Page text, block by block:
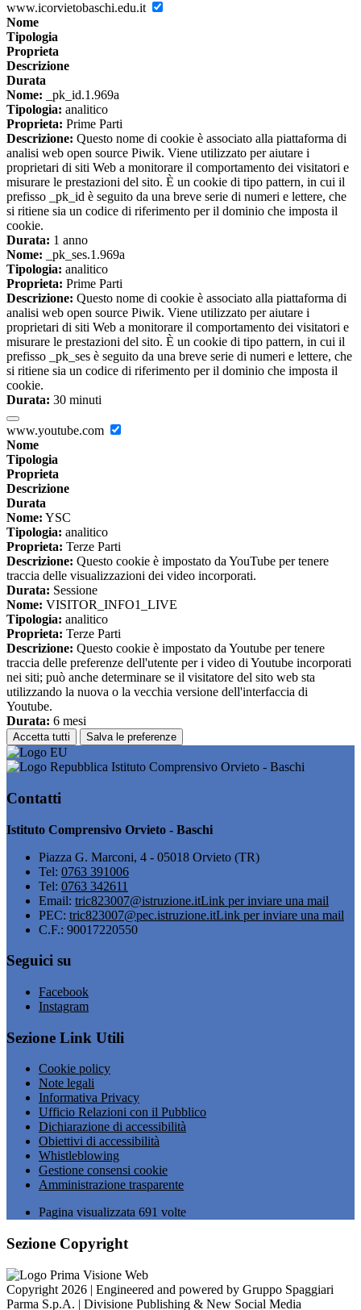
www.icorvietobaschi.edu.it
Nome
Tipologia
Proprieta
Descrizione
Durata
Nome: _pk_id.1.969a
Tipologia: analitico
Proprieta: Prime Parti
Descrizione: Questo nome di cookie è associato alla piattaforma di
analisi web open source Piwik. Viene utilizzato per aiutare i
proprietari di siti Web a monitorare il comportamento dei visitatori e
misurare le prestazioni del sito. È un cookie di tipo pattern, in cui il
prefisso _pk_id è seguito da una breve serie di numeri e lettere, che
si ritiene sia un codice di riferimento per il dominio che imposta il
cookie.
Durata: 1 anno
Nome: _pk_ses.1.969a
Tipologia: analitico
Proprieta: Prime Parti
Descrizione: Questo nome di cookie è associato alla piattaforma di
analisi web open source Piwik. Viene utilizzato per aiutare i
proprietari di siti Web a monitorare il comportamento dei visitatori e
misurare le prestazioni del sito. È un cookie di tipo pattern, in cui il
prefisso _pk_ses è seguito da una breve serie di numeri e lettere, che
si ritiene sia un codice di riferimento per il dominio che imposta il
cookie.
Durata: 30 minuti
www.youtube.com
Nome
Tipologia
Proprieta
Descrizione
Durata
Nome: YSC
Tipologia: analitico
Proprieta: Terze Parti
Descrizione: Questo cookie è impostato da YouTube per tenere
traccia delle visualizzazioni dei video incorporati.
Durata: Sessione
Nome: VISITOR_INFO1_LIVE
Tipologia: analitico
Proprieta: Terze Parti
Descrizione: Questo cookie è impostato da Youtube per tenere
traccia delle preferenze dell'utente per i video di Youtube incorporati
nei siti; può anche determinare se il visitatore del sito web sta
utilizzando la nuova o la vecchia versione dell'interfaccia di
Youtube.
Durata: 6 mesi
Accetta tutti Salva le preferenze
Istituto Comprensivo Orvieto - Baschi
Contatti
Istituto Comprensivo Orvieto - Baschi
Piazza G. Marconi, 4 - 05018 Orvieto (TR)
Tel: 0763 391006
Tel: 0763 342611
Email: tric823007@istruzione.itLink per inviare una mail
PEC: tric823007@pec.istruzione.itLink per inviare una mail
C.F.: 90017220550
Seguici su
Facebook
Instagram
Sezione Link Utili
Cookie policy
Note legali
Informativa Privacy
Ufficio Relazioni con il Pubblico
Dichiarazione di accessibilità
Obiettivi di accessibilità
Whistleblowing
Gestione consensi cookie
Amministrazione trasparente
Pagina visualizzata 691 volte
Sezione Copyright
Copyright 2026 | Engineered and powered by Gruppo Spaggiari
Parma S.p.A. | Divisione Publishing & New Social Media